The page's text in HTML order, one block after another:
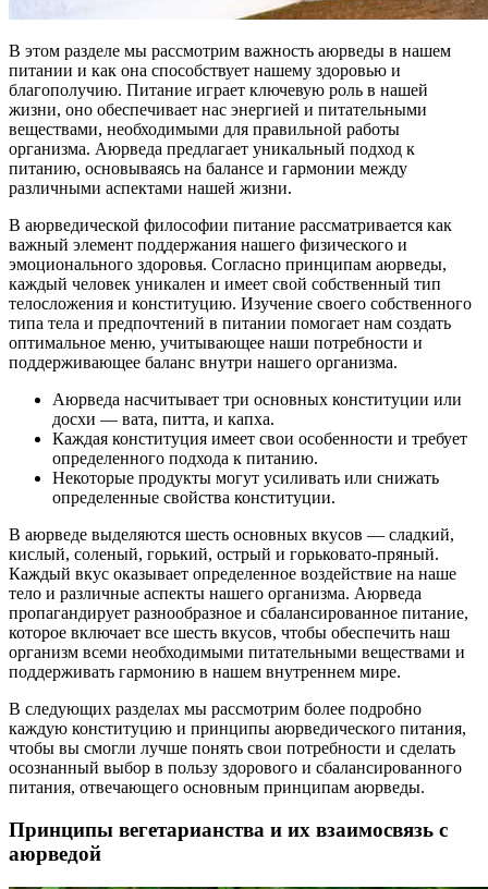
В этом разделе мы рассмотрим важность аюрведы в нашем
питании и как она способствует нашему здоровью и
благополучию. Питание играет ключевую роль в нашей
жизни, оно обеспечивает нас энергией и питательными
веществами, необходимыми для правильной работы
организма. Аюрведа предлагает уникальный подход к
питанию, основываясь на балансе и гармонии между
различными аспектами нашей жизни.
В аюрведической философии питание рассматривается как
важный элемент поддержания нашего физического и
эмоционального здоровья. Согласно принципам аюрведы,
каждый человек уникален и имеет свой собственный тип
телосложения и конституцию. Изучение своего собственного
типа тела и предпочтений в питании помогает нам создать
оптимальное меню, учитывающее наши потребности и
поддерживающее баланс внутри нашего организма.
Аюрведа насчитывает три основных конституции или
досхи — вата, питта, и капха.
Каждая конституция имеет свои особенности и требует
определенного подхода к питанию.
Некоторые продукты могут усиливать или снижать
определенные свойства конституции.
В аюрведе выделяются шесть основных вкусов — сладкий,
кислый, соленый, горький, острый и горьковато-пряный.
Каждый вкус оказывает определенное воздействие на наше
тело и различные аспекты нашего организма. Аюрведа
пропагандирует разнообразное и сбалансированное питание,
которое включает все шесть вкусов, чтобы обеспечить наш
организм всеми необходимыми питательными веществами и
поддерживать гармонию в нашем внутреннем мире.
В следующих разделах мы рассмотрим более подробно
каждую конституцию и принципы аюрведического питания,
чтобы вы смогли лучше понять свои потребности и сделать
осознанный выбор в пользу здорового и сбалансированного
питания, отвечающего основным принципам аюрведы.
Принципы вегетарианства и их взаимосвязь с
аюрведой